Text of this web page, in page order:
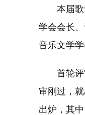
本届歌词
学会会长
音乐文学
首轮评审
审刚过，
出炉，其